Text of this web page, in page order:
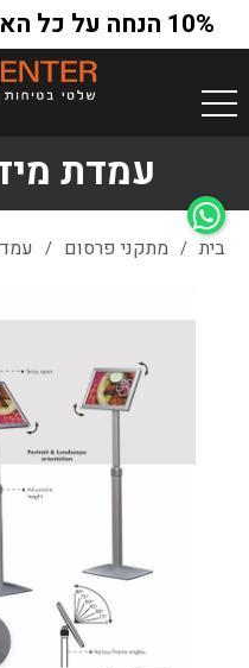
10% הנחה על כל האתר בקוד קופון extra10
עמדת
בית / מתקני פרסום /